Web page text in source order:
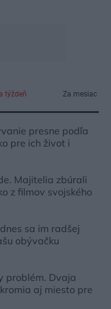
týždeň Za mesiac
presne podľa
pre ich život i
Majitelia zbúrali
z filmov svojského
sa im radšej
obývačku
problém. Dvaja
aj miesto pre